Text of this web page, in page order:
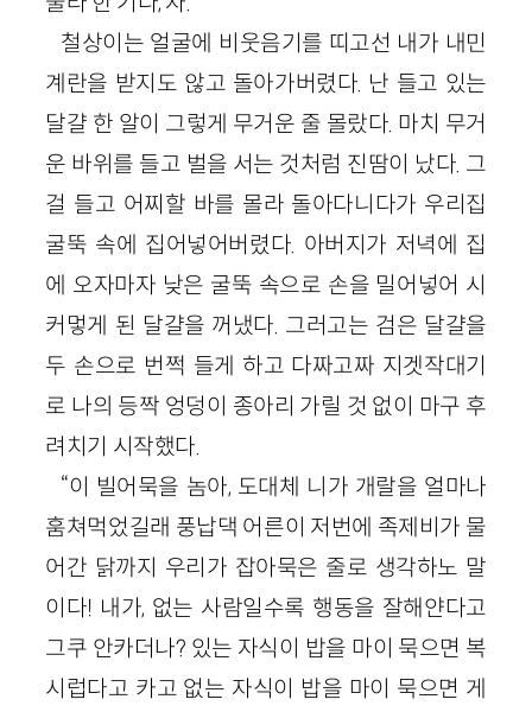
철상이는 얼굴에 비웃음기를 띠고선 내가 내민
계란을 받지도 않고 돌아가버렸다. 난 들고 있는
달걀 한 알이 그렇게 무거운 줄 몰랐다. 마치 무거
운 바위를 들고 벌을 서는 것처럼 진땀이 났다. 그
걸 들고 어찌할 바를 몰라 돌아다니다가 우리집
굴뚝 속에 집어넣어버렸다. 아버지가 저녁에 집
에 오자마자 낮은 굴뚝 속으로 손을 밀어넣어 시
커멓게 된 달걀을 꺼냈다. 그러고는 검은 달걀을
두 손으로 번쩍 들게 하고 다짜고짜 지겟작대기
로 나의 등짝 엉덩이 종아리 가릴 것 없이 마구 후
려치기 시작했다.
“이 빌어묵을 놈아, 도대체 니가 개랄을 얼마나
훔쳐먹었길래 풍납댁 어른이 저번에 족제비가 물
어간 닭까지 우리가 잡아묵은 줄로 생각하노 말
이다! 내가, 없는 사람일수록 행동을 잘해얀다고
그쿠 안카더나? 있는 자식이 밥을 마이 묵으면 복
시럽다고 카고 없는 자식이 밥을 마이 묵으면 게